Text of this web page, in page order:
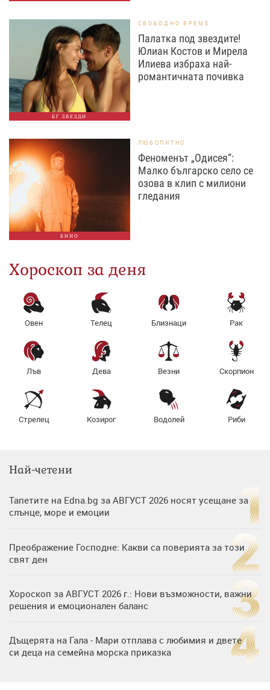
БГ ЗВЕЗДИ
СВОБОДНО ВРЕМЕ
Палатка под звездите!
Юлиан Костов и Мирела
Илиева избраха най-
романтичната почивка
КИНО
ЛЮБОПИТНО
Феноменът „Одисея“:
Малко българско село се
озова в клип с милиони
гледания
Хороскоп за деня
Овен Телец Близнаци Рак
Лъв Дева Везни Скорпион
Стрелец Козирог Водолей Риби
Най-четени
Тапетите на Edna.bg за АВГУСТ 2026 носят усещане за
слънце, море и емоции
Преображение Господне: Какви са поверията за този
свят ден
Хороскоп за АВГУСТ 2026 г.: Нови възможности, важни
решения и емоционален баланс
Дъщерята на Гала - Мари отплава с любимия и двете
си деца на семейна морска приказка